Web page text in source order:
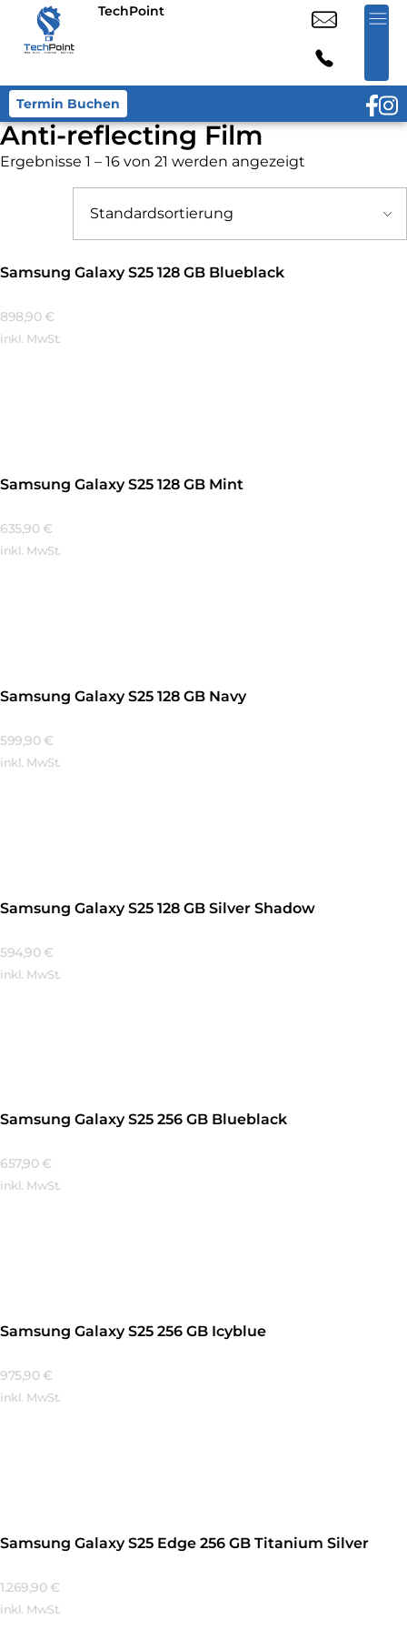
TechPoint
Termin Buchen
Anti-reflecting Film
Ergebnisse 1 – 16 von 21 werden angezeigt
Samsung Galaxy S25 128 GB Blueblack
898,90 €
inkl. MwSt.
Samsung Galaxy S25 128 GB Mint
635,90 €
inkl. MwSt.
Samsung Galaxy S25 128 GB Navy
599,90 €
inkl. MwSt.
Samsung Galaxy S25 128 GB Silver Shadow
594,90 €
inkl. MwSt.
Samsung Galaxy S25 256 GB Blueblack
657,90 €
inkl. MwSt.
Samsung Galaxy S25 256 GB Icyblue
975,90 €
inkl. MwSt.
Samsung Galaxy S25 Edge 256 GB Titanium Silver
1.269,90 €
inkl. MwSt.